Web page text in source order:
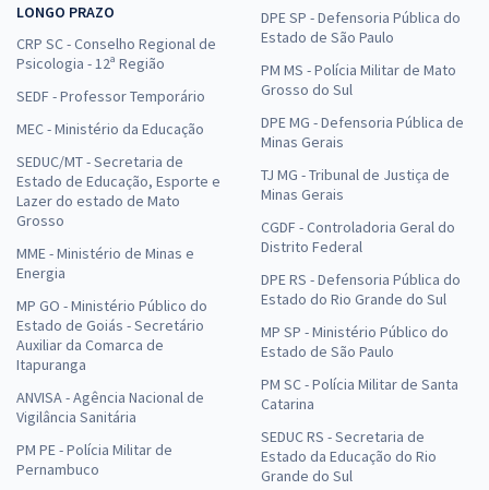
LONGO PRAZO
CRP SC - Conselho Regional de
Psicologia - 12ª Região
SEDF - Professor Temporário
MEC - Ministério da Educação
SEDUC/MT - Secretaria de
Estado de Educação, Esporte e
Lazer do estado de Mato
Grosso
MME - Ministério de Minas e
Energia
MP GO - Ministério Público do
Estado de Goiás - Secretário
Auxiliar da Comarca de
Itapuranga
ANVISA - Agência Nacional de
Vigilância Sanitária
PM PE - Polícia Militar de
Pernambuco
DPE SP - Defensoria Pública do
Estado de São Paulo
PM MS - Polícia Militar de Mato
Grosso do Sul
DPE MG - Defensoria Pública de
Minas Gerais
TJ MG - Tribunal de Justiça de
Minas Gerais
CGDF - Controladoria Geral do
Distrito Federal
DPE RS - Defensoria Pública do
Estado do Rio Grande do Sul
MP SP - Ministério Público do
Estado de São Paulo
PM SC - Polícia Militar de Santa
Catarina
SEDUC RS - Secretaria de
Estado da Educação do Rio
Grande do Sul